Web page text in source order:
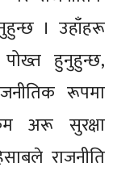
। उहाँहरू
हुनुहुन्छ,
रूपमा
अरू सुरक्षा
राजनीति